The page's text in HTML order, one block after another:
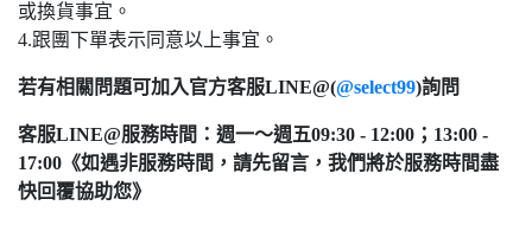
或換貨事宜。
4.跟團下單表示同意以上事宜。
若有相關問題可加入官方客服LINE@(@select99)詢問
客服LINE@服務時間：週一～週五09:30 - 12:00；13:00 -
17:00《如遇非服務時間，請先留言，我們將於服務時間盡
快回覆協助您》